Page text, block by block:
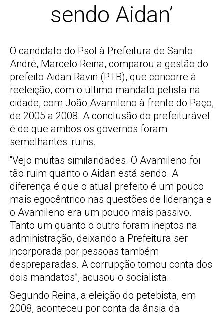
sendo Aidan’
O candidato do Psol à Prefeitura de Santo
André, Marcelo Reina, comparou a gestão do
prefeito Aidan Ravin (PTB), que concorre à
reeleição, com o último mandato petista na
cidade, com João Avamileno à frente do Paço,
de 2005 a 2008. A conclusão do prefeiturável
é de que ambos os governos foram
semelhantes: ruins.
“Vejo muitas similaridades. O Avamileno foi
tão ruim quanto o Aidan está sendo. A
diferença é que o atual prefeito é um pouco
mais egocêntrico nas questões de liderança e
o Avamileno era um pouco mais passivo.
Tanto um quanto o outro foram ineptos na
administração, deixando a Prefeitura ser
incorporada por pessoas também
despreparadas. A corrupção tomou conta dos
dois mandatos”, acusou o socialista.
Segundo Reina, a eleição do petebista, em
2008, aconteceu por conta da ânsia da